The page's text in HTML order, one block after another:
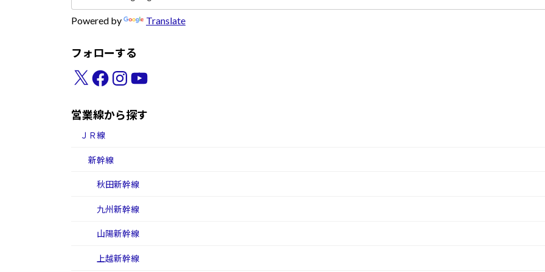
Powered by Translate
フォローする
X Facebook
Instagram
YouTube
営業線から探す
ＪＲ線
新幹線
秋田新幹線
九州新幹線
山陽新幹線
上越新幹線